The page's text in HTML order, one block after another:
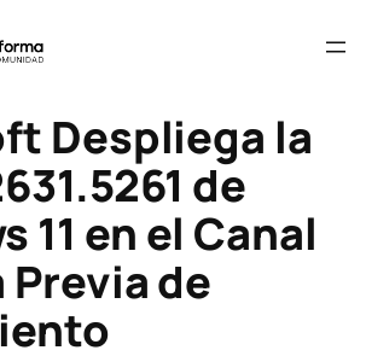
Despliega la
de
11 en el Canal
Previa de